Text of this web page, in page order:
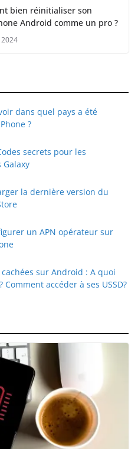
bien réinitialiser son
Android comme un pro ?
dans quel pays a été
?
secrets pour les
la dernière version du
un APN opérateur sur
sur Android : A quoi
Comment accéder à ses USSD?